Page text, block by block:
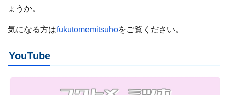
ょうか。
気になる方はfukutomemitsuhoをご覧ください。
YouTube